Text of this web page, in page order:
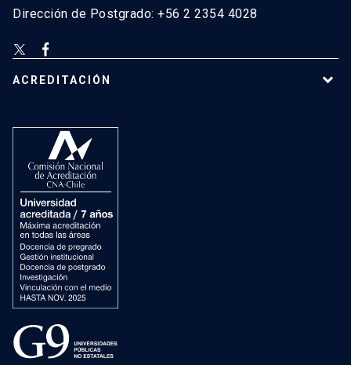
Dirección de Postgrado: +56 2 2354 4028
ACREDITACIÓN